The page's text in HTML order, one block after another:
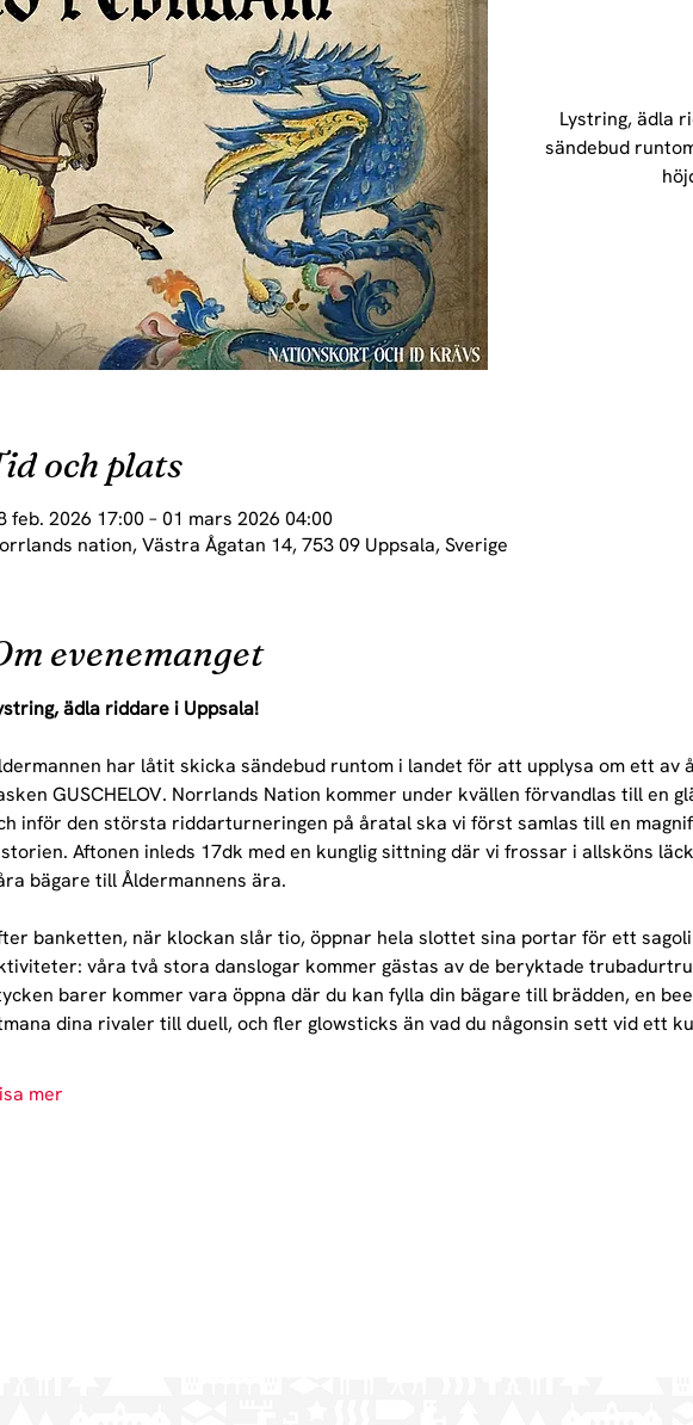
Lystring, ädla
sändebud
och plats
feb. 2026 17:00 – 01 mars 2026 04:00
nation, Västra Ågatan 14, 753 09 Uppsala, Sverige
evenemanget
ädla riddare i Uppsala!
har låtit skicka sändebud runtom i landet för att upplysa om ett av
GUSCHELOV. Norrlands Nation kommer under kvällen förvandlas till en
inför den största riddarturneringen på åratal ska vi först samlas till en
Aftonen inleds 17dk med en kunglig sittning där vi frossar i allsköns
bägare till Åldermannens ära.
banketten, när klockan slår tio, öppnar hela slottet sina portar för ett
våra två stora danslogar kommer gästas av de beryktade
barer kommer vara öppna där du kan fylla din bägare till brädden, en
dina rivaler till duell, och fler glowsticks än vad du någonsin sett vid ett
mer